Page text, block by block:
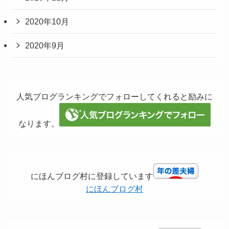
2020年10月
2020年9月
人気ブログランキングでフォローしてくれると励みに
なります。
にほんブログ村に登録しています
にほんブログ村